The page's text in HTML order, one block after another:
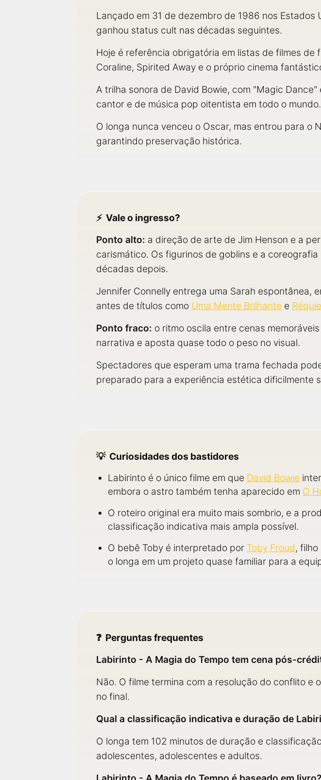
Lançado em 31 de dezembro de 1986 nos
ganhou status cult nas décadas seguintes.
Hoje é referência obrigatória em listas de filmes
Coraline, Spirited Away e o próprio cinema
A trilha sonora de David Bowie, com "Magic
cantor e de música pop oitentista em todo o mundo.
O longa nunca venceu o Oscar, mas entrou para o
garantindo preservação histórica.
Vale o ingresso?
Ponto alto: a direção de arte de Jim Henson e a
carismático. Os figurinos de goblins e a
décadas depois.
Jennifer Connelly entrega uma Sarah espontânea,
antes de títulos como Uma Mente Brilhante e
Ponto fraco: o ritmo oscila entre cenas
narrativa e aposta quase todo o peso no visual.
Spectadores que esperam uma trama fechada
preparado para a experiência estética dificilmente
Curiosidades dos bastidores
Labirinto é o único filme em que David Bowie
embora o astro também tenha aparecido em O
O roteiro original era muito mais sombrio, e a
classificação indicativa mais ampla possível.
O bebê Toby é interpretado por Toby Froud,
o longa em um projeto quase familiar para a
Perguntas frequentes
Labirinto - A Magia do Tempo tem cena pós-
Não. O filme termina com a resolução do conflito e
no final.
Qual a classificação indicativa e duração de
O longa tem 102 minutos de duração e
adolescentes, adolescentes e adultos.